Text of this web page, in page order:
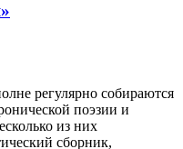
регулярно собираются
поэзии и
из них
сборник,